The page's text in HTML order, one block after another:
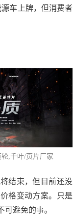
车上牌，但消费者
,千叶/页片厂家
结束，但目前还没
格变动方案。只是
避免的事。